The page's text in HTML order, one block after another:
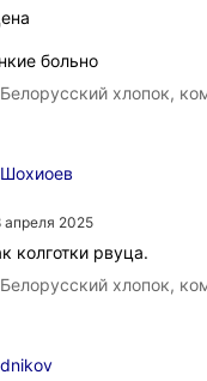
больно
хлопок,
апреля 2025
колготки рвуца.
хлопок,